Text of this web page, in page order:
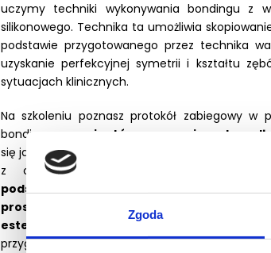
Zgoda
uczymy techniki wykonywania bondingu z
silikonowego. Technika ta umożliwia
podstawie przygotowanego przez technika
uzyskanie perfekcyjnej symetrii i kształtu
sytuacjach klinicznych.
Na szkoleniu poznasz protokół zabiegowy w
bondingu u
pacjentów wymagających
się jak wykonać taką pracę, by była trwała.
z osobami, które wymagają
podstawową technikę deprogramacji
prosto zarejestrować zwarcie dla
estetycznej
. Dowiesz się jak powinien
przygotowanywax-up funkcjonalnyoraz